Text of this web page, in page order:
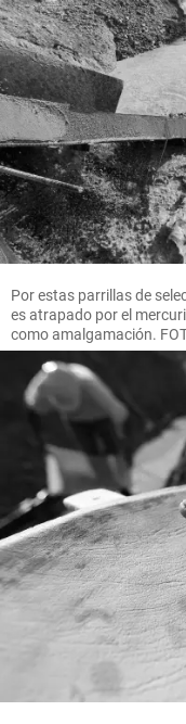
Por estas parrillas de
es atrapado por el
como amalgamación.